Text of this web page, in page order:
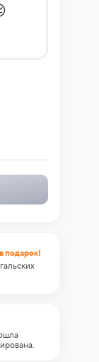
в подарок!